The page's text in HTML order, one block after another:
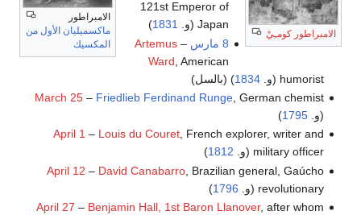
الامبراطور كومـِيْ
الامبراطور
ماكسميليان الأول من
المكسيك
121st Emperor of
Japan (و.
1831
)
8 مارس
–
Artemus
Ward , American
humorist (و.
1834) (بالسل)
March 25– Friedlieb Ferdinand Runge, German chemist
(و.1795
)
April 1 – Louis du Couret, French explorer, writer and
military officer (و.
1812
)
April 12 – David Canabarro, Brazilian general, Gaúcho
revolutionary (و.
1796
)
April 27 – Benjamin Hall, 1st Baron Llanover, after whom